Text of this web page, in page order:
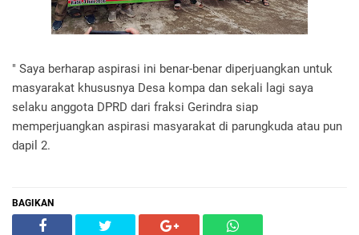
" Saya berharap aspirasi ini benar-benar diperjuangkan untuk
masyarakat khususnya Desa kompa dan sekali lagi saya
selaku anggota DPRD dari fraksi Gerindra siap
memperjuangkan aspirasi masyarakat di parungkuda atau pun
dapil 2.
BAGIKAN